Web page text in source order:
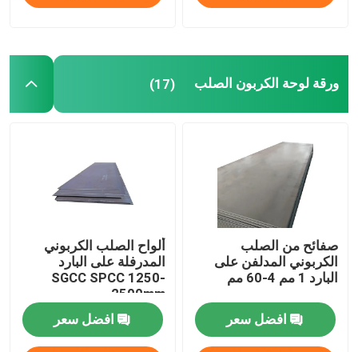
شريط دائري من الفولاذ المقاوم للصدأ
أسلاك لحام الفولاذ المقاوم للصدأ
قناة الفولاذ المقاوم للصدأ
لفائف الصلب الكربوني
أنبوب من الصلب الكاربوني
ورقة لوحة الكربون الصلب (17)
صفائح من الصلب
الكربوني المدلفن على
البارد 1 مم 4-60 مم
افضل سعر
ألواح الصلب الكربوني
المدرفلة على البارد
SGCC SPCC 1250-
2500mm
افضل سعر